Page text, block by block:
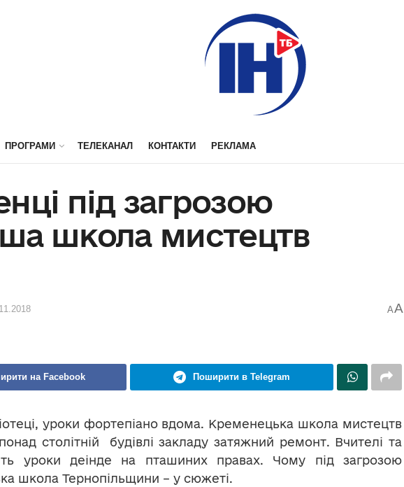
ПРОГРАМИ ТЕЛЕКАНАЛ КОНТАКТИ РЕКЛАМА
під загрозою
школа мистецтв
AA
на Facebook Поширити в Telegram
уроки фортепіано вдома. Кременецька школа мистецтв
столітній будівлі закладу затяжний ремонт. Вчителі та
уроки деінде на пташиних правах. Чому під загрозою
школа Тернопільщини – у сюжеті.